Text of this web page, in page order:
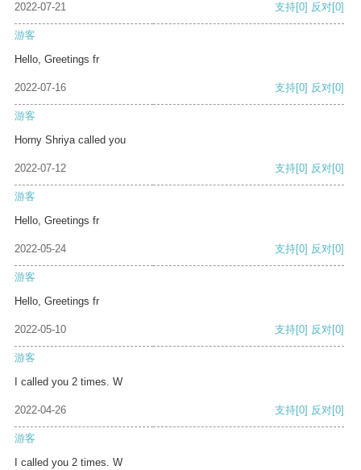
2022-07-21 支持[0] 反对[0]
游客
Hello, Greetings fr
2022-07-16 支持[0] 反对[0]
游客
Horny Shriya called you
2022-07-12 支持[0] 反对[0]
游客
Hello, Greetings fr
2022-05-24 支持[0] 反对[0]
游客
Hello, Greetings fr
2022-05-10 支持[0] 反对[0]
游客
I called you 2 times. W
2022-04-26 支持[0] 反对[0]
游客
I called you 2 times. W